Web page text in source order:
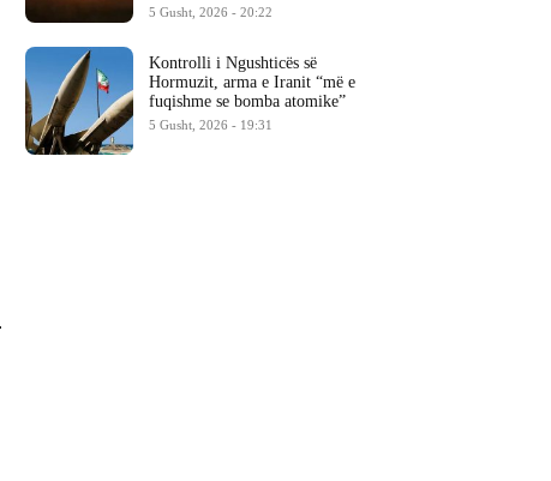
5 Gusht, 2026 - 20:22
Kontrolli i Ngushticës së
Hormuzit, arma e Iranit “më e
fuqishme se bomba atomike”
5 Gusht, 2026 - 19:31